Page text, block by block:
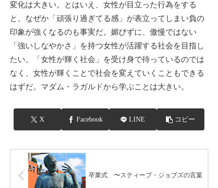
変化は大きい。とはいえ、女性が目立った行為をする
と、なぜか「頑張り過ぎてる感」が表立ってしまい負の
印象が強くなるのも事実だ。媚びずに、傲慢ではない
「強いしなやかさ」を持つ女性が活躍する社会を目指し
たい。「女性が輝く社会」を受け身で待っているのでは
なく、女性が輝くことで社会を変えていくこともできる
はずだ。マダム・ラガルドから学ぶことは大きい。
X Facebook LINE コピー
卒業式 〜スティーブ・ジョブズの言葉